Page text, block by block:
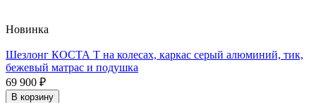
Новинка
Шезлонг КОСТА Т на колесах, каркас серый алюминий, тик,
бежевый матрас и подушка
69 900 ₽
В корзину